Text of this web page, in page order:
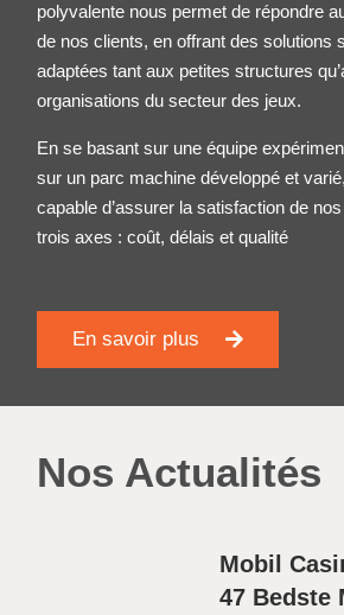
polyvalente nous permet de répondre
de nos clients, en offrant des solutions
adaptées tant aux petites structures
organisations du secteur des jeux.
En se basant sur une équipe
sur un parc machine développé et
capable d’assurer la satisfaction de
trois axes : coût, délais et qualité
En savoir plus
Nos Actualités
Mobil
47 Bedste